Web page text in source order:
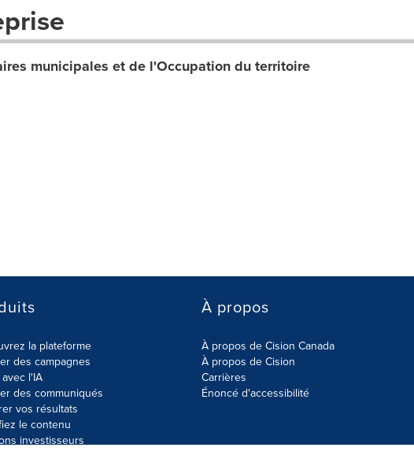
municipales et de l'Occupation du territoire
la plateforme
des campagnes
l'IA
des communiqués
vos résultats
le contenu
investisseurs
À propos
À propos de Cision Canada
À propos de Cision
Carrières
Énoncé d'accessibilité